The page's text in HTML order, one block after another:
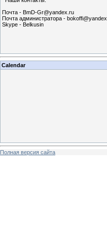
Почта - BmD-Gr@yandex.ru
Почта администратора -
Skype - Belkusin
Calendar
Полная версия сайта